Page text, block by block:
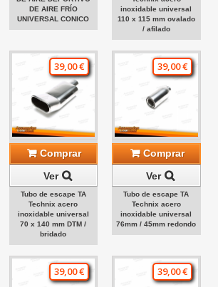
DE AIRE FRÍO
UNIVERSAL CONICO
inoxidable universal
110 x 115 mm ovalado
/ afilado
39,00 €
Comprar
Ver
Tubo de escape TA
Technix acero
inoxidable universal
70 x 140 mm DTM /
bridado
39,00 €
Comprar
Ver
Tubo de escape TA
Technix acero
inoxidable universal
76mm / 45mm redondo
39,00 € 39,00 €